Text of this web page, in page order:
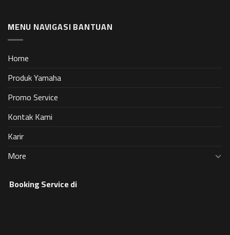
MENU NAVIGASI BANTUAN
Home
Produk Yamaha
Promo Service
Kontak Kami
Karir
More
Booking Service di